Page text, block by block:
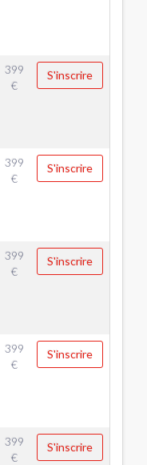
399
€
S'inscrire
399
€
S'inscrire
399
€
S'inscrire
399
€
S'inscrire
399
€
S'inscrire